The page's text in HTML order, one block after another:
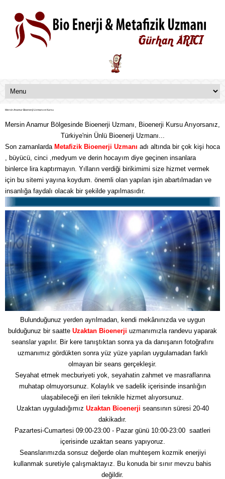
Mersin Anamur Bioenerji Uzmanı ve Kursu
Mersin Anamur Bölgesinde Bioenerji Uzmanı, Bioenerji Kursu Arıyorsanız,
Türkiye'nin Ünlü Bioenerji Uzmanı...
Son zamanlarda Metafizik Bioenerji Uzmanı adı altında bir çok kişi hoca
, büyücü, cinci ,medyum ve derin hocayım diye geçinen insanlara
binlerce lira kaptırmayın. Yılların verdiği birikimimi size hizmet vermek
için bu sitemi yayına koydum. önemli olan yapılan işin abartılmadan ve
insanlığa faydalı olacak bir şekilde yapılmasıdır.
Bulunduğunuz yerden ayrılmadan, kendi mekânınızda ve uygun
bulduğunuz bir saatte Uzaktan Bioenerji uzmanımızla randevu yaparak
seanslar yapılır. Bir kere tanıştıktan sonra ya da danışanın fotoğrafını
uzmanımız gördükten sonra yüz yüze yapılan uygulamadan farklı
olmayan bir seans gerçekleşir.
Seyahat etmek mecburiyeti yok, seyahatin zahmet ve masraflarına
muhatap olmuyorsunuz. Kolaylık ve sadelik içerisinde insanlığın
ulaşabileceği en ileri teknikle hizmet alıyorsunuz.
Uzaktan uyguladığımız Uzaktan Bioenerji seansının süresi 20-40
dakikadır.
Pazartesi-Cumartesi 09:00-23:00 - Pazar günü 10:00-23:00 saatleri
içerisinde uzaktan seans yapıyoruz.
Seanslarımızda sonsuz değerde olan muhteşem kozmik enerjiyi
kullanmak suretiyle çalışmaktayız. Bu konuda bir sınır mevzu bahis
değildir.